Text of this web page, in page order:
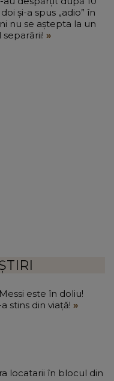
și-a spus „adio” în
nu se aștepta la un
este în doliu!
stins din viață!
locatarii în blocul din